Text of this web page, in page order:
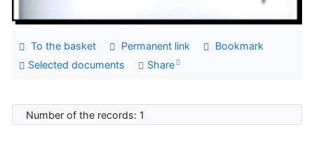
To the basket Permanent link
Bookmark
Selected documents
Share
Number of the records: 1